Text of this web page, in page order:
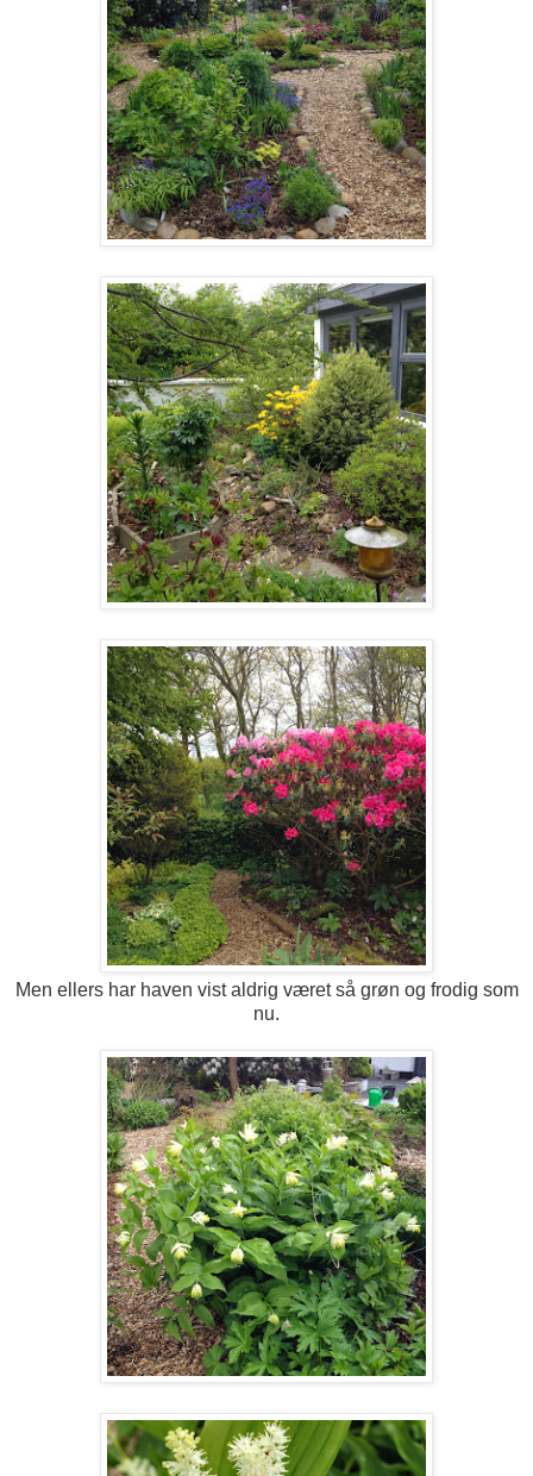
Men ellers har haven vist aldrig været så grøn og frodig som
nu.